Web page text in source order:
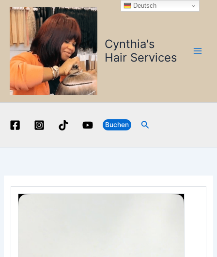
Zum
Inhalt
springen
Cynthia's
Hair Services
Buchen Suchen
Deutsch